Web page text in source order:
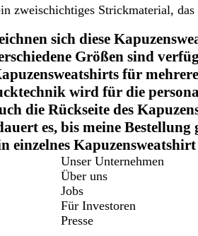
zweischichtiges Strickmaterial,
sich diese
Größen sind
für
wird für die
die Rückseite des
es, bis meine
einzelnes Kapuzensweatshirt
Unser Unternehmen
Über uns
Jobs
Für Investoren
Presse